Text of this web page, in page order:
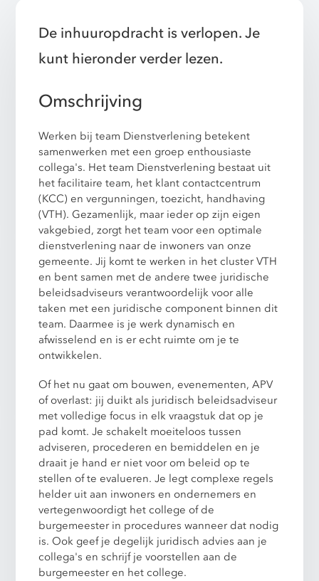
De inhuuropdracht is verlopen. Je
kunt hieronder verder lezen.
Omschrijving
Werken bij team Dienstverlening betekent
samenwerken met een groep enthousiaste
collega's. Het team Dienstverlening bestaat uit
het facilitaire team, het klant contactcentrum
(KCC) en vergunningen, toezicht, handhaving
(VTH). Gezamenlijk, maar ieder op zijn eigen
vakgebied, zorgt het team voor een optimale
dienstverlening naar de inwoners van onze
gemeente. Jij komt te werken in het cluster VTH
en bent samen met de andere twee juridische
beleidsadviseurs verantwoordelijk voor alle
taken met een juridische component binnen dit
team. Daarmee is je werk dynamisch en
afwisselend en is er echt ruimte om je te
ontwikkelen.
Of het nu gaat om bouwen, evenementen, APV
of overlast: jij duikt als juridisch beleidsadviseur
met volledige focus in elk vraagstuk dat op je
pad komt. Je schakelt moeiteloos tussen
adviseren, procederen en bemiddelen en je
draait je hand er niet voor om beleid op te
stellen of te evalueren. Je legt complexe regels
helder uit aan inwoners en ondernemers en
vertegenwoordigt het college of de
burgemeester in procedures wanneer dat nodig
is. Ook geef je degelijk juridisch advies aan je
collega's en schrijf je voorstellen aan de
burgemeester en het college.